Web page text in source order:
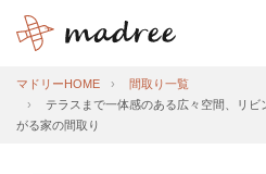
マドリーHOME
間取り一覧
テラスまで一体感のある広々空間、リ
がる家の間取り